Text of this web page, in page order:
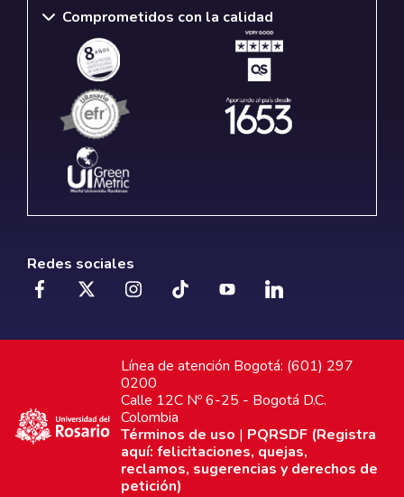
Comprometidos con la calidad
Redes sociales
Línea de atención Bogotá: (601) 297
0200
Calle 12C Nº 6-25 - Bogotá D.C.
Colombia
Términos de uso | PQRSDF (Registra
aquí: felicitaciones, quejas,
reclamos, sugerencias y derechos de
petición)